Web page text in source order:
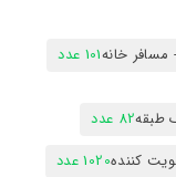
خانه101 عدد
طبقه82 عدد
کننده1020 عدد